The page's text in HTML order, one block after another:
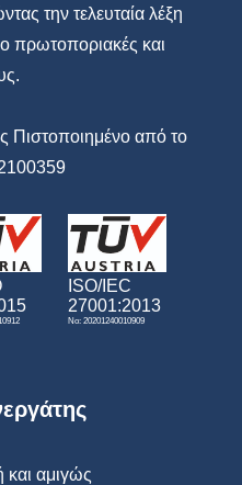
την τελευταία λέξη
πρωτοποριακές και
Πιστοποιημένο από το
ISO/IEC
27001:2013
No: 20201240010909
και αμιγώς